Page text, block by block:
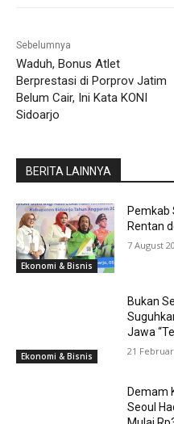
Sebelumnya
Waduh, Bonus Atlet
Berprestasi di Porprov Jatim
Belum Cair, Ini Kata KONI
Sidoarjo
BERITA LAINNYA
Ekonomi & Bisnis
Pemkab
Rentan
7 August
Ekonomi & Bisnis
Bukan
Jawa
21
Demam
Seoul